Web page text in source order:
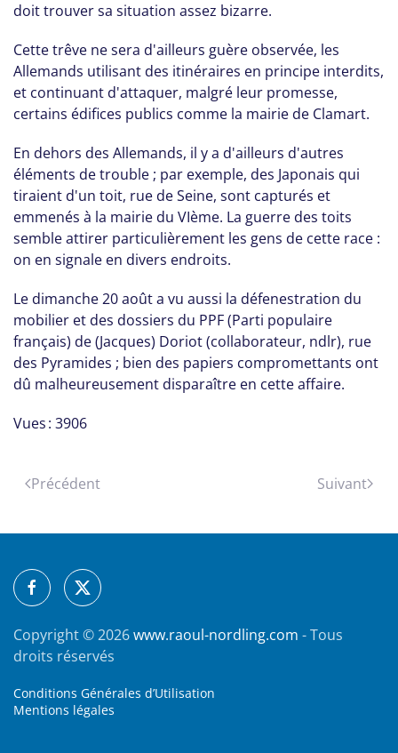
doit trouver sa situation assez bizarre.
Cette trêve ne sera d'ailleurs guère observée, les
Allemands utilisant des itinéraires en principe interdits,
et continuant d'attaquer, malgré leur promesse,
certains édifices publics comme la mairie de Clamart.
En dehors des Allemands, il y a d'ailleurs d'autres
éléments de trouble ; par exemple, des Japonais qui
tiraient d'un toit, rue de Seine, sont capturés et
emmenés à la mairie du VIème. La guerre des toits
semble attirer particulièrement les gens de cette race :
on en signale en divers endroits.
Le dimanche 20 août a vu aussi la défenestration du
mobilier et des dossiers du PPF (Parti populaire
français) de (Jacques) Doriot (collaborateur, ndlr), rue
des Pyramides ; bien des papiers compromettants ont
dû malheureusement disparaître en cette affaire.
Vues : 3906
Précédent Suivant
Copyright ©2026www.raoul-nordling.com - Tous
droits réservés
Conditions Générales d’Utilisation
Mentions légales